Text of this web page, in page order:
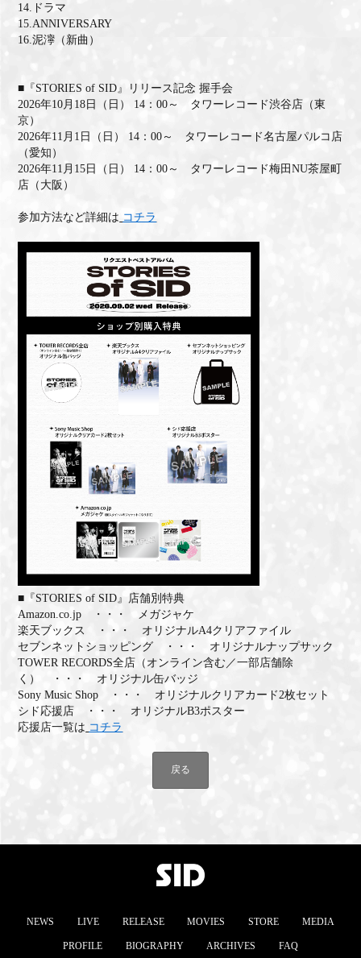
14.ドラマ
15.ANNIVERSARY
16.泥濘（新曲）
■『STORIES of SID』リリース記念 握手会
2026年10月18日（日） 14：00～ タワーレコード渋谷店（東
京）
2026年11月1日（日） 14：00～ タワーレコード名古屋パルコ店
（愛知）
2026年11月15日（日） 14：00～ タワーレコード梅田NU茶屋町
店（大阪）
参加方法など詳細は コチラ
■『STORIES of SID』店舗別特典
Amazon.co.jp ・・・ メガジャケ
楽天ブックス ・・・ オリジナルA4クリアファイル
セブンネットショッピング ・・・ オリジナルナップサック
TOWER RECORDS全店（オンライン含む／一部店舗除
く） ・・・ オリジナル缶バッジ
Sony Music Shop ・・・ オリジナルクリアカード2枚セット
シド応援店 ・・・ オリジナルB3ポスター
応援店一覧は コチラ
戻る
NEWS LIVE RELEASE MOVIES STORE MEDIA
PROFILE BIOGRAPHY ARCHIVES FAQ